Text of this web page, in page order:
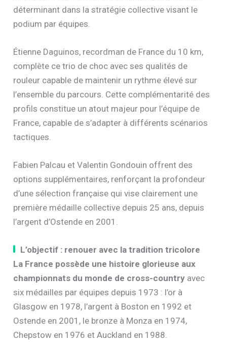
déterminant dans la stratégie collective visant le
podium par équipes.
Étienne Daguinos, recordman de France du 10 km,
complète ce trio de choc avec ses qualités de
rouleur capable de maintenir un rythme élevé sur
l’ensemble du parcours. Cette complémentarité des
profils constitue un atout majeur pour l’équipe de
France, capable de s’adapter à différents scénarios
tactiques.
Fabien Palcau et Valentin Gondouin offrent des
options supplémentaires, renforçant la profondeur
d’une sélection française qui vise clairement une
première médaille collective depuis 25 ans, depuis
l’argent d’Ostende en 2001.
L’objectif : renouer avec la tradition tricolore
La France possède une histoire glorieuse aux
championnats du monde de cross-country avec
six médailles par équipes depuis 1973 : l’or à
Glasgow en 1978, l’argent à Boston en 1992 et
Ostende en 2001, le bronze à Monza en 1974,
Chepstow en 1976 et Auckland en 1988.